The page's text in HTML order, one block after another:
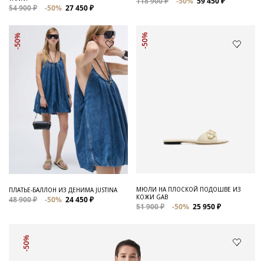
54 900 ₽ -50% 27 450 ₽
-50%
ПЛАТЬЕ-БАЛЛОН ИЗ ДЕНИМА JUSTINA
48 900 ₽ -50% 24 450 ₽
-50%
МЮЛИ НА ПЛОСКОЙ ПОДОШВЕ ИЗ
КОЖИ GAB
51 900 ₽ -50% 25 950 ₽
-50%